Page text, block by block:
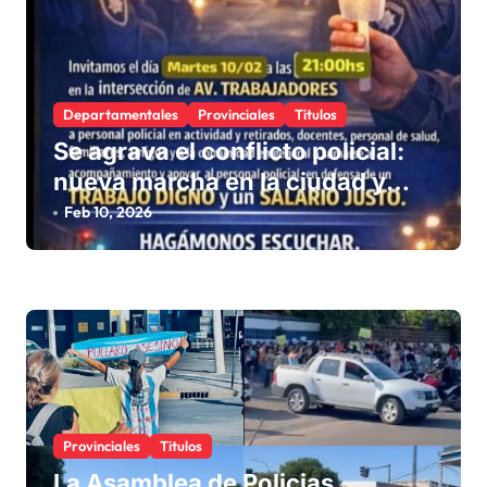
d
sDepartamentales Provinciales Titulos
Se agrava el conflicto policial:
nueva marcha en la ciudad y
silencio de los representantes
provinciales
Feb 10, 2026
Provinciales Titulos